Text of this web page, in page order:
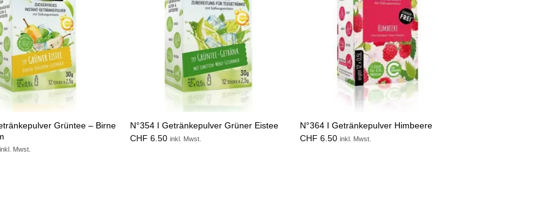
Grüntee – Birne
inkl. Mwst.
N°354 I Getränkepulver Grüner Eistee
CHF 6.50 inkl. Mwst.
N°364 I Getränkepulver Himbeere
CHF 6.50 inkl. Mwst.